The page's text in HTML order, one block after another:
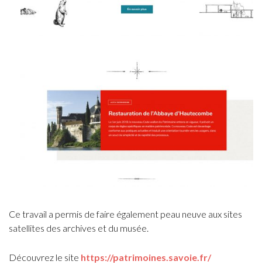
Ce travail a permis de faire également peau neuve aux sites
satellites des archives et du musée.
Découvrez le site https://patrimoines.savoie.fr/